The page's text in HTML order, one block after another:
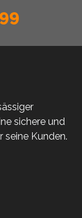
sichere und
seine Kunden.